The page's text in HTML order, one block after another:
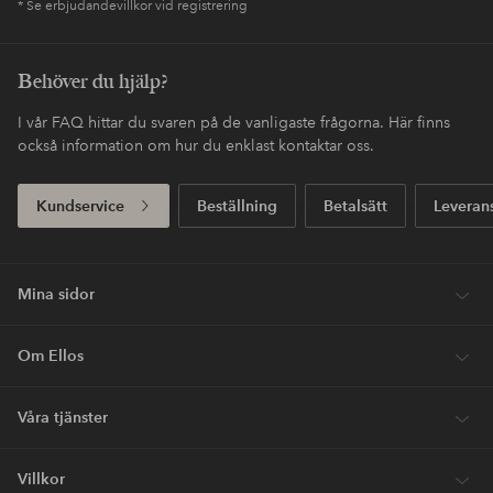
* Se erbjudandevillkor vid registrering
Behöver du hjälp?
I vår FAQ hittar du svaren på de vanligaste frågorna. Här finns
också information om hur du enklast kontaktar oss.
Kundservice Beställning Betalsätt
Mina sidor
Om Ellos
Våra tjänster
Villkor